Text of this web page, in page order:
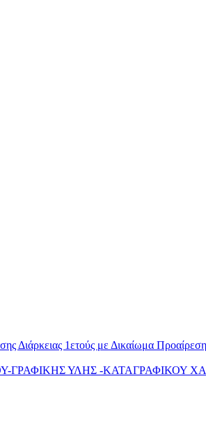
Διάρκειας 1ετούς με Δικαίωμα
ΓΡΑΦΙΚΗΣ ΥΛΗΣ -ΚΑΤΑΓΡΑΦΙΚΟΥ